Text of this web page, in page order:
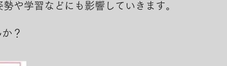
や学習などにも影響していきます。
？